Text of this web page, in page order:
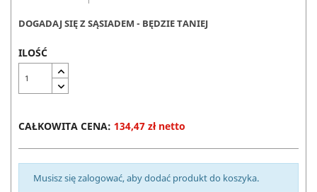
DOGADAJ SIĘ Z SĄSIADEM - BĘDZIE TANIEJ
ILOŚĆ
CAŁKOWITA CENA: 134,47 zł netto
Musisz się zalogować, aby dodać produkt do koszyka.